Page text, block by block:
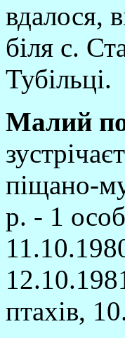
вдалося,
бiля с.
Тубiльцi.
Малий
пiщано-
р. - 1
птахiв,